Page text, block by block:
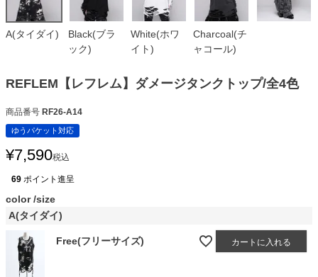
A(タイダイ)
Black(ブラ
ック)
White(ホワ
イト)
Charcoal(チ
ャコール)
REFLEM【レフレム】ダメージタンクトップ/全4色
商品番号 RF26-A14
ゆうパケット対応
¥7,590税込
69 ポイント進呈
color size
A(タイダイ)
Free(フリーサイズ) カートに入れる